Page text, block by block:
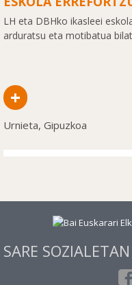
LH eta DBHko ikasleei
arduratsu eta motibatua
+
Urnieta, Gipuzkoa
SARE SOZIALETAN